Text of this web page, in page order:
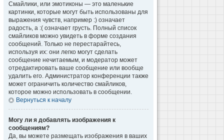
Смайлики, или эмотиконы — это маленькие
картинки, которые могут быть использованы для
выражения чувств, например :) означает
радость, а :( означает грусть. Полный список
смайликов можно увидеть в форме создания
сообщений. Только не перестарайтесь,
используя их: они легко могут сделать
сообщение нечитаемым, и модератор может
отредактировать ваше сообщение или вообще
удалить его. Администратор конференции также
может ограничить количество смайликов,
которое можно использовать в сообщении.
Вернуться к началу
Могу ли я добавлять изображения к
сообщениям?
Да, вы можете размещать изображения в ваших